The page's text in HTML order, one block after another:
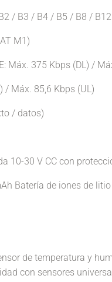
/ B3 / B4 / B5 / B8 /
M1)
Máx. 375 Kbps (DL) /
/ Máx. 85,6 Kbps (UL)
/ datos)
10-30 V CC con
Batería de iones de
de temperatura y
con sensores